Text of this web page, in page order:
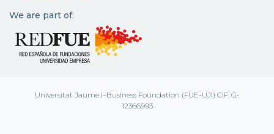
We are part of:
Universitat Jaume I–Business Foundation (FUE-UJI) CIF: G-
12366993